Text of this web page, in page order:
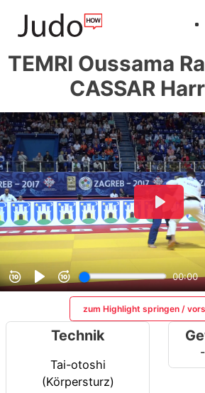
TEMRI Oussama
CASSAR
zum Highlight springen /
Technik
Tai-otoshi
(Körpersturz)